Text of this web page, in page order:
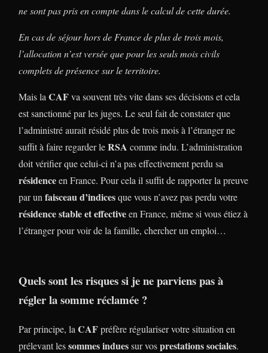
ne sont pas pris en compte dans le calcul de cette durée.
En cas de séjour hors de France de plus de trois mois,
l’allocation n’est versée que pour les seuls mois civils
complets de présence sur le territoire.
Mais la CAFva souvent très vite dans ses décisions et cela
est sanctionné par les juges. Le seul fait de constater que
l’administré aurait résidé plus de trois mois à l’étranger ne
suffit à faire regarder leRSA comme indu. L’administration
doit vérifier que celui-ci n’a pas effectivement perdu sa
résidenceen France. Pour cela il suffit de rapporter la preuve
par un faisceau d’indicesque vous n’avez pas perdu votre
résidence stable et effectiveen France, même si vous étiez à
l’étranger pour voir de la famille, chercher un emploi…
Quels sont les risques si je ne parviens pas à
régler la somme réclamée ?
Par principe, la CAFpréfère régulariser votre situation en
prélevant lessommes induessur vosprestations sociales.